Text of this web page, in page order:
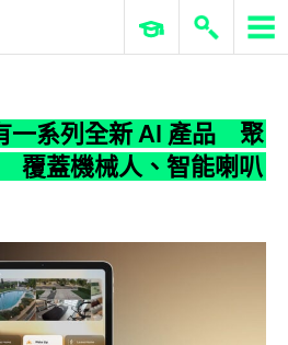
ERP 與商業 AI
一系列全新 AI 產品 聚
覆蓋機械人、智能喇叭